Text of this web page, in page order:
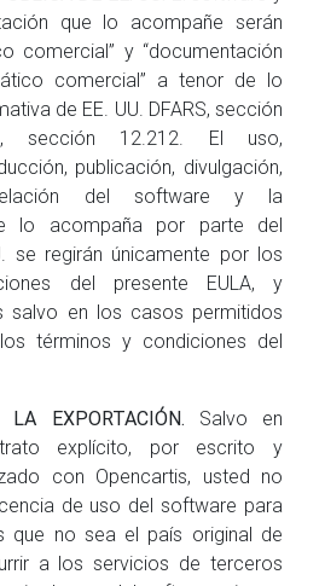
que lo acompañe serán
comercial” y “documentación
comercial” a tenor de lo
de EE. UU. DFARS, sección
sección 12.212. El uso,
publicación, divulgación,
del software y la
lo acompaña por parte del
se regirán únicamente por los
del presente EULA, y
salvo en los casos permitidos
términos y condiciones del
LA EXPORTACIÓN. Salvo en
explícito, por escrito y
con Opencartis, usted no
de uso del software para
que no sea el país original de
a los servicios de terceros